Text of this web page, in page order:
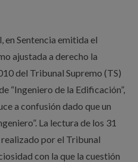
Sentencia emitida el
ajustada a derecho la
del Tribunal Supremo (TS)
“Ingeniero de la Edificación”,
a confusión dado que un
La lectura de los 31
por el Tribunal
con la que la cuestión